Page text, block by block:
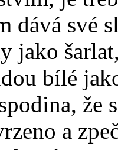
dává své
jako
bílé
že
a